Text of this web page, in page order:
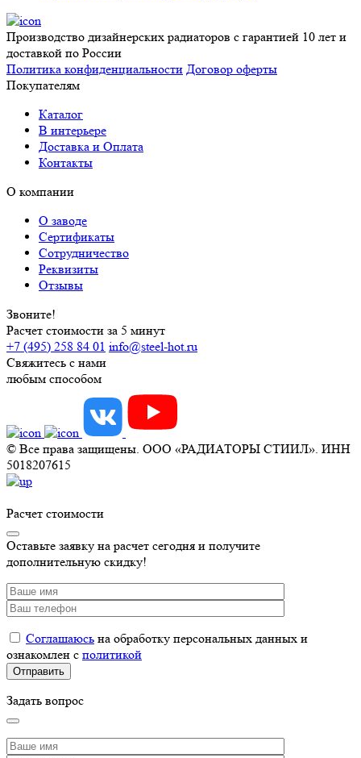
Производство дизайнерских радиаторов с гарантией 10 лет и
доставкой по России
Политика конфиденциальности Договор оферты
Покупателям
Каталог
В интерьере
Доставка и Оплата
Контакты
О компании
О заводе
Сертификаты
Сотрудничество
Реквизиты
Отзывы
Звоните!
Расчет стоимости за 5 минут
+7 (495) 258 84 01 info@steel-hot.ru
Свяжитесь с нами
любым способом
© Все права защищены. ООО «РАДИАТОРЫ СТИИЛ». ИНН
5018207615
Расчет стоимости
Оставьте заявку на расчет сегодня и получите
дополнительную скидку!
Соглашаюсь на обработку персональных данных и
ознакомлен с политикой
Задать вопрос